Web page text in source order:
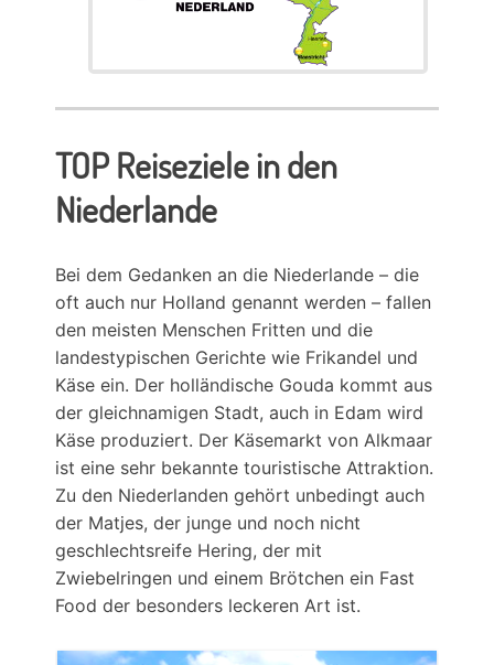
TOP Reiseziele in den
Niederlande
Bei dem Gedanken an die Niederlande – die
oft auch nur Holland genannt werden – fallen
den meisten Menschen Fritten und die
landestypischen Gerichte wie Frikandel und
Käse ein. Der holländische Gouda kommt aus
der gleichnamigen Stadt, auch in Edam wird
Käse produziert. Der Käsemarkt von Alkmaar
ist eine sehr bekannte touristische Attraktion.
Zu den Niederlanden gehört unbedingt auch
der Matjes, der junge und noch nicht
geschlechtsreife Hering, der mit
Zwiebelringen und einem Brötchen ein Fast
Food der besonders leckeren Art ist.